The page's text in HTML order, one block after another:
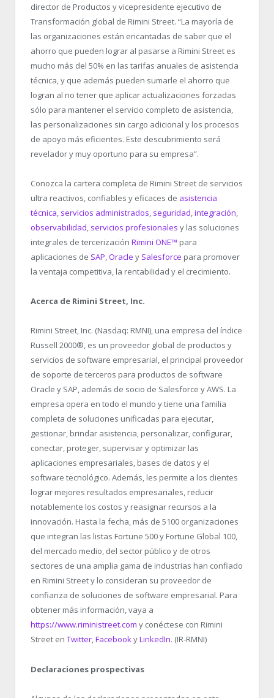
director de Productos y vicepresidente ejecutivo de
Transformación global de Rimini Street. “La mayoría de
las organizaciones están encantadas de saber que el
ahorro que pueden lograr al pasarse a Rimini Street es
mucho más del 50% en las tarifas anuales de asistencia
técnica, y que además pueden sumarle el ahorro que
logran al no tener que aplicar actualizaciones forzadas
sólo para mantener el servicio completo de asistencia,
las personalizaciones sin cargo adicional y los procesos
de apoyo más eficientes. Este descubrimiento será
revelador y muy oportuno para su empresa”.
Conozca la cartera completa de Rimini Street de servicios
ultra reactivos, confiables y eficaces de asistencia
técnica, servicios administrados, seguridad,integración,
observabilidad, servicios profesionales y las soluciones
integrales de tercerización Rimini ONE™ para
aplicaciones de SAP,Oracle y Salesforce para promover
la ventaja competitiva, la rentabilidad y el crecimiento.
Acerca de Rimini Street, Inc.
Rimini Street, Inc. (Nasdaq: RMNI), una empresa del índice
Russell 2000®, es un proveedor global de productos y
servicios de software empresarial, el principal proveedor
de soporte de terceros para productos de software
Oracle y SAP, además de socio de Salesforce y AWS. La
empresa opera en todo el mundo y tiene una familia
completa de soluciones unificadas para ejecutar,
gestionar, brindar asistencia, personalizar, configurar,
conectar, proteger, supervisar y optimizar las
aplicaciones empresariales, bases de datos y el
software tecnológico. Además, les permite a los clientes
lograr mejores resultados empresariales, reducir
notablemente los costos y reasignar recursos a la
innovación. Hasta la fecha, más de 5100 organizaciones
que integran las listas Fortune 500 y Fortune Global 100,
del mercado medio, del sector público y de otros
sectores de una amplia gama de industrias han confiado
en Rimini Street y lo consideran su proveedor de
confianza de soluciones de software empresarial. Para
obtener más información, vaya a
https://www.riministreet.com y conéctese con Rimini
Street en Twitter,FacebookyLinkedIn. (IR-RMNI)
Declaraciones prospectivas